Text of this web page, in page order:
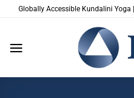
SaltarGlobally Accessible Kundalini Yoga